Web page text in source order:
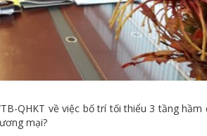
QHKT về việc bố trí tối thiểu 3 tầng hầm
mại?